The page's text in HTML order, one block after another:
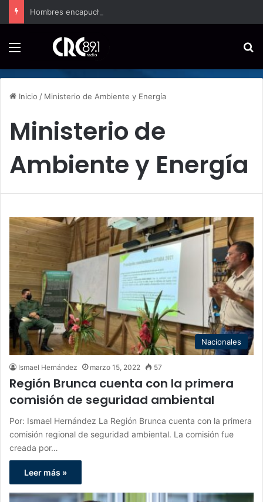
Inicio / Ministerio de Ambiente y Energía
Ministerio de
Ambiente y Energía
Nacionales
Ismael Hernández marzo 15, 2022 57
Región Brunca cuenta con la primera
comisión de seguridad ambiental
Por: Ismael Hernández La Región Brunca cuenta con la primera
comisión regional de seguridad ambiental. La comisión fue
creada por…
Leer más »